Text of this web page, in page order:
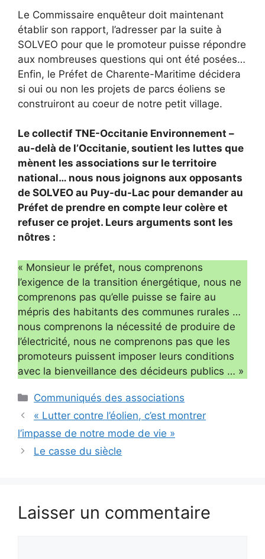
Le Commissaire enquêteur doit maintenant
établir son rapport, l’adresser par la suite à
SOLVEO pour que le promoteur puisse répondre
aux nombreuses questions qui ont été posées…
Enfin, le Préfet de Charente-Maritime décidera
si oui ou non les projets de parcs éoliens se
construiront au coeur de notre petit village.
Le collectif TNE-Occitanie Environnement –
au-delà de l’Occitanie, soutient les luttes que
mènent les associations sur le territoire
national… nous nous joignons aux opposants
de SOLVEO au Puy-du-Lac pour demander au
Préfet de prendre en compte leur colère et
refuser ce projet. Leurs arguments sont les
nôtres :
« Monsieur le préfet, nous comprenons
l’exigence de la transition énergétique, nous ne
comprenons pas qu’elle puisse se faire au
mépris des habitants des communes rurales …
nous comprenons la nécessité de produire de
l’électricité, nous ne comprenons pas que les
promoteurs puissent imposer leurs conditions
avec la bienveillance des décideurs publics … »
Catégories
Communiqués des associations
« Lutter contre l’éolien, c’est montrer
l’impasse de notre mode de vie »
Le casse du siècle
Laisser un commentaire